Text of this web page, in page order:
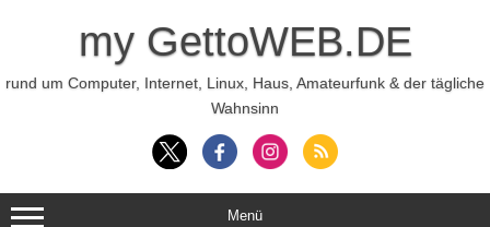
my GettoWEB.DE
rund um Computer, Internet, Linux, Haus, Amateurfunk & der tägliche
Wahnsinn
Menü